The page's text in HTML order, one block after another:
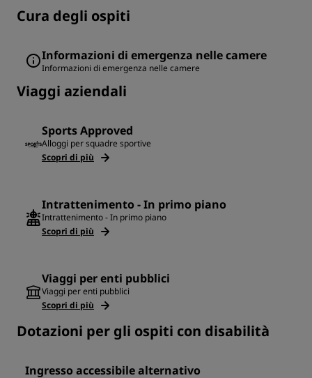
Cura degli ospiti
Informazioni di emergenza nelle camere
Informazioni di emergenza nelle camere
Viaggi aziendali
Sports Approved
Alloggi per squadre sportive
Scopri di più
Intrattenimento - In primo piano
Intrattenimento - In primo piano
Scopri di più
Viaggi per enti pubblici
Viaggi per enti pubblici
Scopri di più
Dotazioni per gli ospiti con disabilità
Ingresso accessibile alternativo